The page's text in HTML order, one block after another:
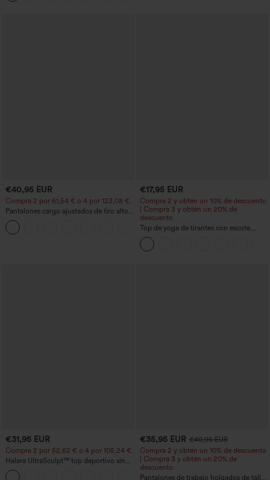
€40,95 EUR
Compra 2 por 61,54 € o 4 por 123,08 €.
Pantalones cargo ajustados de tiro alto
con múltiples bolsillos y cremallera con
botones
+10
€17,95 EUR
Compra 2 y obtén un 10% de descuento
| Compra 3 y obtén un 20% de
descuento
Top de yoga de tirantes con escote
redondo, fruncido y tacto fresco -
UPF50+
€31,95 EUR
Compra 2 por 52,62 € o 4 por 105,24 €.
Halara UltraSculpt™ top deportivo sin
mangas con escote redondo y bajo
curvo
+11
€35,95 EUR €40,95 EUR
Compra 2 y obtén un 10% de descuento
| Compra 3 y obtén un 20% de
descuento
Pantalones de trabajo holgados de talle